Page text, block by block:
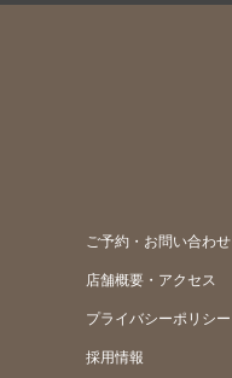
ご予約・お問い合わせ
店舗概要・アクセス
プライバシーポリシー
採用情報